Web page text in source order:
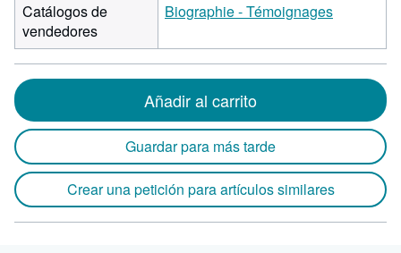
Catálogos de
vendedores
Biographie - Témoignages
Añadir al carrito
Guardar para más tarde
Crear una petición para artículos similares